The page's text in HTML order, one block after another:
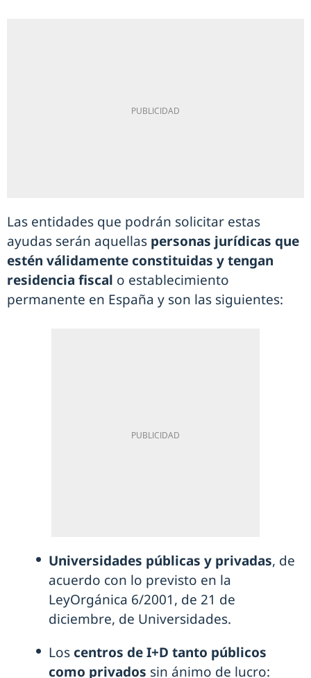
Las entidades que podrán solicitar estas
ayudas serán aquellas personas jurídicas que
estén válidamente constituidas y tengan
residencia fiscal o establecimiento
permanente en España y son las siguientes:
Universidades públicas y privadas, de
acuerdo con lo previsto en la
LeyOrgánica 6/2001, de 21 de
diciembre, de Universidades.
Los centros de I+D tanto públicos
como privados sin ánimo de lucro: